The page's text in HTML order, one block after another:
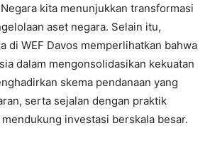
kita menunjukkan transformasi
aset negara. Selain itu,
di WEF Davos memperlihatkan bahwa
dalam mengonsolidasikan kekuatan
skema pendanaan yang
serta sejalan dengan praktik
investasi berskala besar.